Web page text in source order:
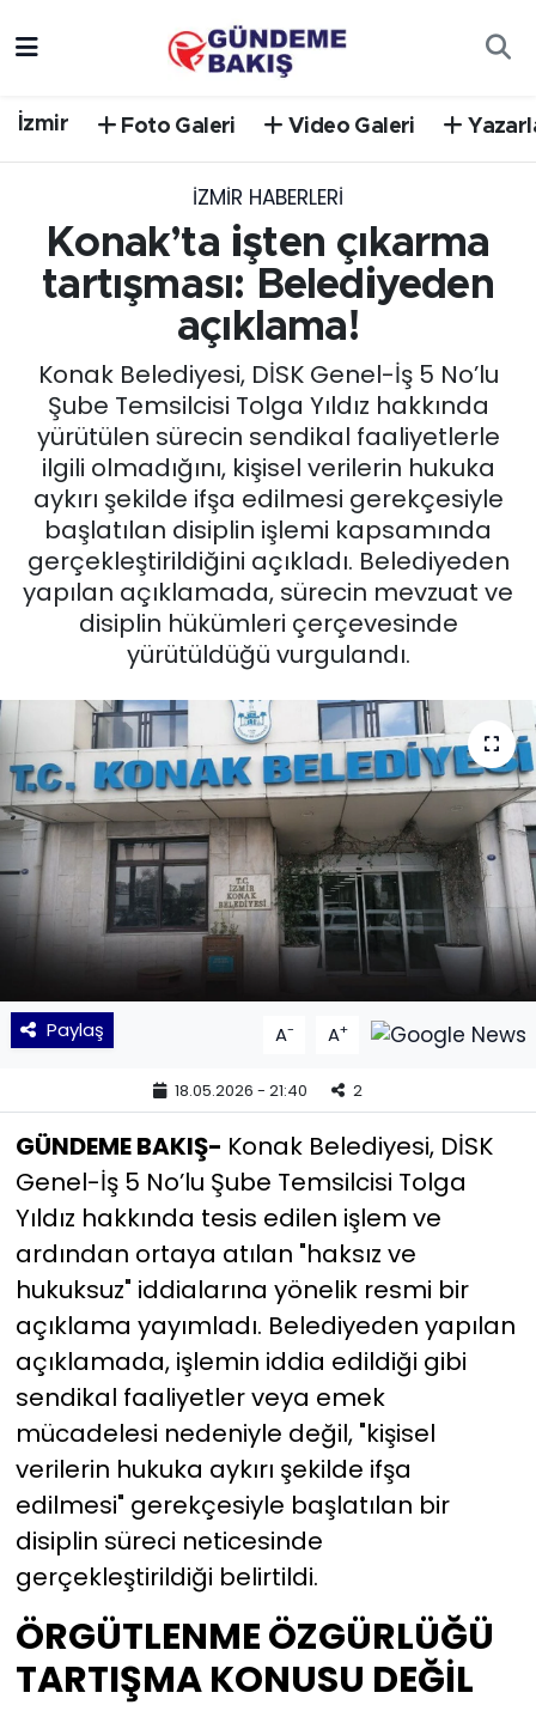
İzmir Foto Galeri Video Galeri
İZMIR HABERLERI
Konak’ta işten çıkarma
tartışması: Belediyeden
açıklama!
Konak Belediyesi, DİSK Genel-İş 5 No’lu
Şube Temsilcisi Tolga Yıldız hakkında
yürütülen sürecin sendikal faaliyetlerle
ilgili olmadığını, kişisel verilerin hukuka
aykırı şekilde ifşa edilmesi gerekçesiyle
başlatılan disiplin işlemi kapsamında
gerçekleştirildiğini açıkladı. Belediyeden
yapılan açıklamada, sürecin mevzuat ve
disiplin hükümleri çerçevesinde
yürütüldüğü vurgulandı.
Paylaş A- A+
18.05.2026 - 21:40 2
GÜNDEME BAKIŞ- Konak Belediyesi, DİSK
Genel-İş 5 No’lu Şube Temsilcisi Tolga
Yıldız hakkında tesis edilen işlem ve
ardından ortaya atılan "haksız ve
hukuksuz" iddialarına yönelik resmi bir
açıklama yayımladı. Belediyeden yapılan
açıklamada, işlemin iddia edildiği gibi
sendikal faaliyetler veya emek
mücadelesi nedeniyle değil, "kişisel
verilerin hukuka aykırı şekilde ifşa
edilmesi" gerekçesiyle başlatılan bir
disiplin süreci neticesinde
gerçekleştirildiği belirtildi.
ÖRGÜTLENME ÖZGÜRLÜĞÜ
TARTIŞMA KONUSU DEĞİL
EGE
EKONOMİ
English News
GÜNCEL
KÜLTÜR SANAT
MAGAZİN
POLİTİKA
SAĞLIK
Siyaset
SPOR
TEKNOLOJİ
Yaşam
Yurt
Trafik Durumu
Süper Lig Puan Durumu ve Fikstür
Tüm Manşetler
Son Dakika Haberleri
Haber Arşivi